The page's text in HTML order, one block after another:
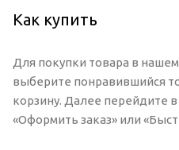
Как купить
Для покупки товара в
выберите понравившийся
корзину. Далее перейдите
«Оформить заказ» или